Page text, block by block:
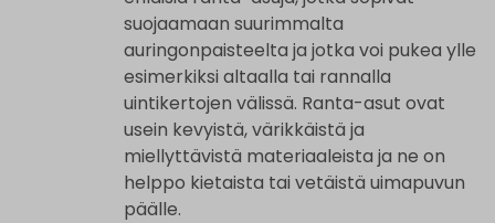
suojaamaan suurimmalta
auringonpaisteelta ja jotka voi pukea ylle
esimerkiksi altaalla tai rannalla
uintikertojen välissä. Ranta-asut ovat
usein kevyistä, värikkäistä ja
miellyttävistä materiaaleista ja ne on
helppo kietaista tai vetäistä uimapuvun
päälle.